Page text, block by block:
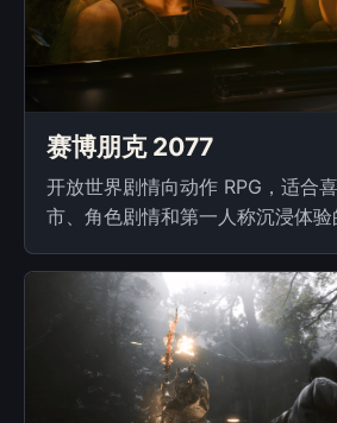
赛博朋克 2077
开放世界剧情向动作 RPG，适合
市、角色剧情和第一人称沉浸体验